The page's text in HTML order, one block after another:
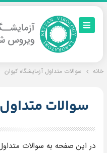
خانه سوالات متداول آزمایشگاه کیوان
سوالات
در این صفحه به سوالات